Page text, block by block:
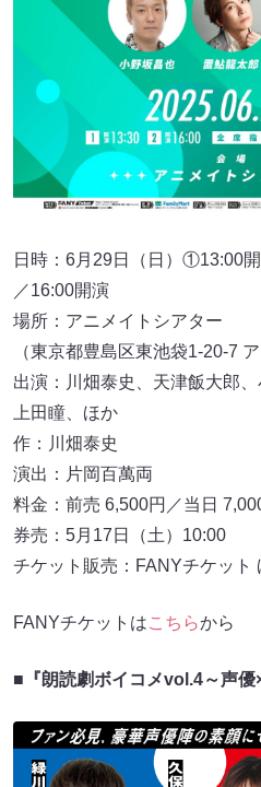
日時：6月29日（日）①13:00
／16:00開演
場所：アニメイトシアター
（東京都豊島区東池袋1-20-7
出演：川畑泰史、天津飯大郎、
上田瞳、ほか
作：川畑泰史
演出：片岡百萬両
料金：前売 6,500円／当日
券売：5月17日（土）10:00
チケット販売：FANYチケット
FANYチケットはこちらから
■ 『朗読劇ボイコメvol.4～声優